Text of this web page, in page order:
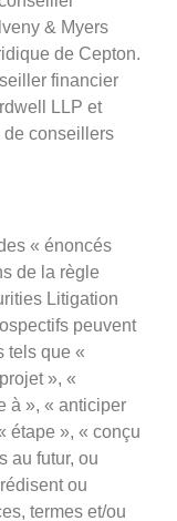
& Myers
de Cepton.
financier
LLP et
de conseillers
« énoncés
de la règle
Litigation
peuvent
tels que «
», «
à », « anticiper
étape », « conçu
au futur, ou
ou
termes et/ou